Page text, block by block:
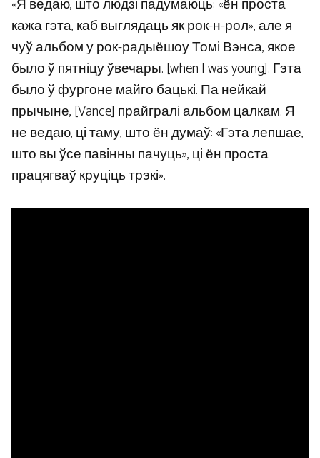
«Я ведаю, што людзі падумаюць: «ён проста
кажа гэта, каб выглядаць як рок-н-рол», але я
чуў альбом у рок-радыёшоу Томі Вэнса, якое
было ў пятніцу ўвечары. [when I was young]. Гэта
было ў фургоне майго бацькі. Па нейкай
прычыне, [Vance] прайгралі альбом цалкам. Я
не ведаю, ці таму, што ён думаў: «Гэта лепшае,
што вы ўсе павінны пачуць», ці ён проста
працягваў круціць трэкі».